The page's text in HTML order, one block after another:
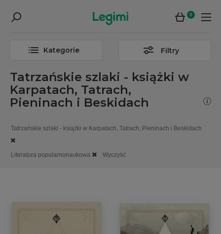
0
Kategorie Filtry
Tatrzańskie szlaki - książki w
Karpatach, Tatrach,
Pieninach i Beskidach
Tatrzańskie szlaki - książki w Karpatach, Tatrach, Pieninach i Beskidach
Literatura popularnonaukowa Wyczyść